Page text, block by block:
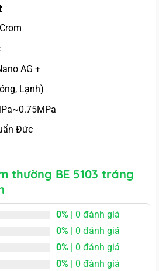
AG +
Lạnh)
Đức
thường BE 5103 tráng
0% | 0 đánh giá
0% | 0 đánh giá
0% | 0 đánh giá
0% | 0 đánh giá